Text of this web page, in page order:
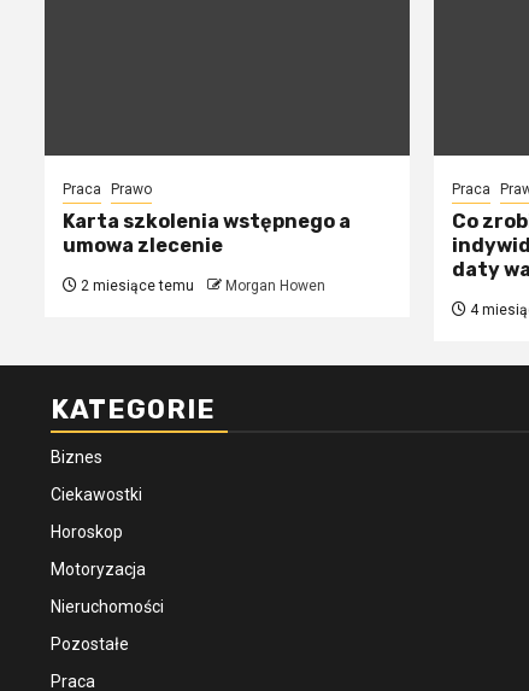
Praca Prawo
Karta szkolenia wstępnego a
umowa zlecenie
2 miesiące temu Morgan Howen
Praca
Co
daty
4
KATEGORIE
Biznes
Ciekawostki
Horoskop
Motoryzacja
Nieruchomości
Pozostałe
Praca